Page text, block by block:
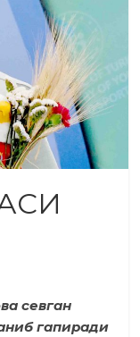
севган
гапиради